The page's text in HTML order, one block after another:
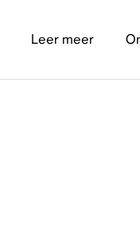
Leer meer